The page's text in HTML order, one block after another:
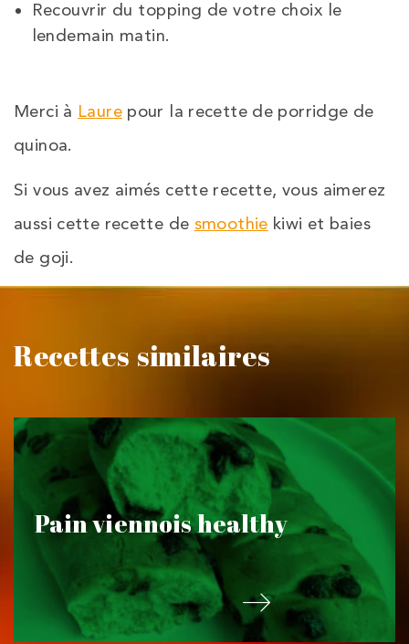
Recouvrir du topping de votre choix le
lendemain matin.
Merci à Laurepour la recette de porridge de
quinoa.
Si vous avez aimés cette recette, vous aimerez
aussi cette recette de smoothie kiwi et baies
de goji.
Recettes similaires
Pain viennois healthy